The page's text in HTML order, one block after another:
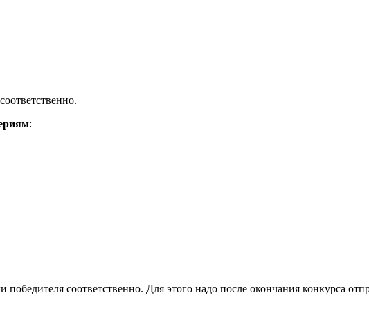
:
победителя соответственно. Для этого надо после окончания конкурса